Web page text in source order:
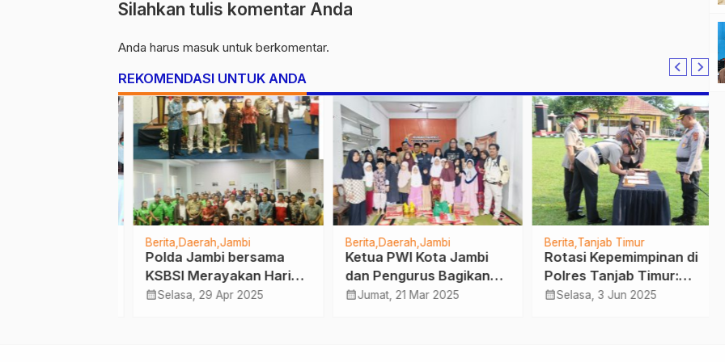
Silahkan tulis komentar Anda
Anda harus masuk untuk berkomentar.
REKOMENDASI UNTUK ANDA
Berita Daerah Jambi
Polda Jambi bersama
KSBSI Merayakan Hari
Buruh Internasional
Selasa, 29 Apr 2025
Berita Daerah Jambi
Ketua PWI Kota Jambi
dan Pengurus Bagikan
Sembako berbagi Berkah
Jumat, 21 Mar 2025
Berita Tanjab Timur
Rotasi Kepemimpinan di
Polres Tanjab Timur:
Sejumlah Pejabat Utama
Selasa, 3 Jun 2025